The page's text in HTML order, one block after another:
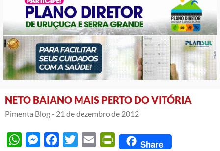
NETO BAIANO MAIS PERTO DO VITÓRIA
Pimenta Blog - 21 de dezembro de 2012
WhatsAppMessengerFacebook
Twitter Email PrintFriendly
Share